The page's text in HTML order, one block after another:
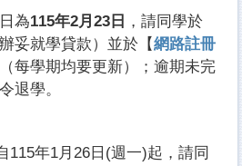
為115年2月23日 ，請同學於
辦妥就學貸款）並於【網路註冊
每學期均要更新）；逾期未完
退學。
115年1月26日(週一)起，請同